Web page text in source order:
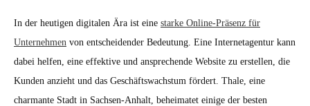
In der heutigen digitalen Ära ist eine starke Online-Präsenz für
Unternehmen von entscheidender Bedeutung. Eine Internetagentur kann
dabei helfen, eine effektive und ansprechende Website zu erstellen, die
Kunden anzieht und das Geschäftswachstum fördert. Thale, eine
charmante Stadt in Sachsen-Anhalt, beheimatet einige der besten